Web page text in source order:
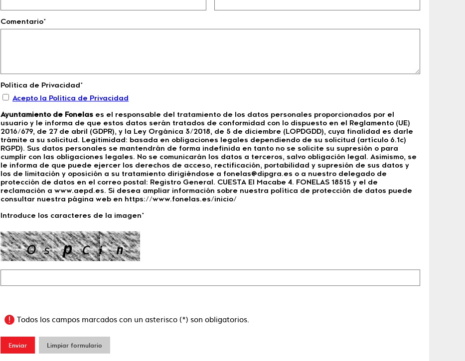
Comentario*
Política de Privacidad*
Acepto la Política de Privacidad
Ayuntamiento de Fonelas es el responsable del tratamiento de los datos personales proporcionados por el
usuario y le informa de que estos datos serán tratados de conformidad con lo dispuesto en el Reglamento (UE)
2016/679, de 27 de abril (GDPR), y la Ley Orgánica 3/2018, de 5 de diciembre (LOPDGDD), cuya finalidad es darle
trámite a su solicitud. Legitimidad: basada en obligaciones legales dependiendo de su solicitud (artículo 6.1c)
RGPD). Sus datos personales se mantendrán de forma indefinida en tanto no se solicite su supresión o para
cumplir con las obligaciones legales. No se comunicarán los datos a terceros, salvo obligación legal. Asimismo, se
le informa de que puede ejercer los derechos de acceso, rectificación, portabilidad y supresión de sus datos y
los de limitación y oposición a su tratamiento dirigiéndose a fonelas@dipgra.es o a nuestro delegado de
protección de datos en el correo postal: Registro General. CUESTA El Macabe 4. FONELAS 18515 y el de
reclamación a www.aepd.es. Si desea ampliar información sobre nuestra política de protección de datos puede
consultar nuestra página web en https://www.fonelas.es/inicio/
Introduce los caracteres de la imagen*
Todos los campos marcados con un asterisco (*) son obligatorios.
Enviar Limpiar formulario